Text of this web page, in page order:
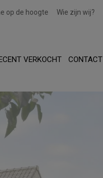
op de hoogte Wie zijn wij?
VERKOCHT CONTACT